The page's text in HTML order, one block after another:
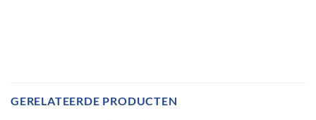
GERELATEERDE PRODUCTEN